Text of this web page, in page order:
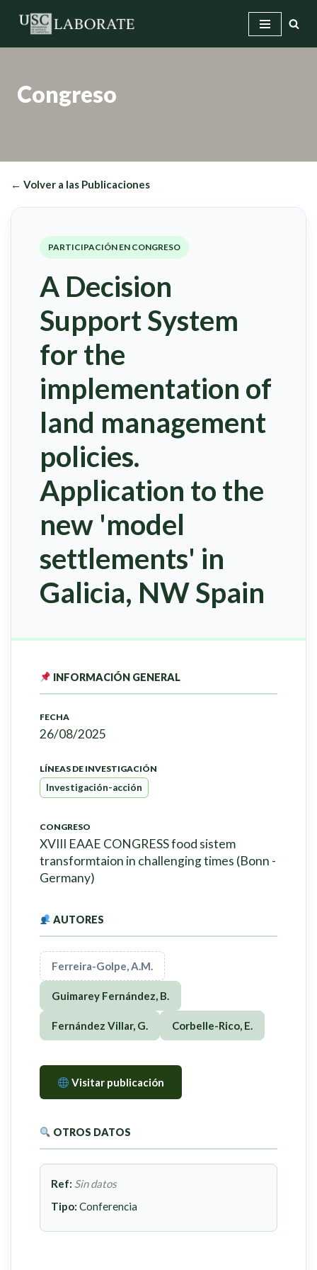
Saltar
Congreso
← Volver a las Publicaciones
PARTICIPACIÓN EN CONGRESO
A Decision
Support System
for the
implementation of
land management
policies.
Application to the
new 'model
settlements' in
Galicia, NW Spain
INFORMACIÓN GENERAL
FECHA
26/08/2025
LÍNEAS DE INVESTIGACIÓN
Investigación-acción
CONGRESO
XVIII EAAE CONGRESS food sistem
transformtaion in challenging times (Bonn -
Germany)
AUTORES
Ferreira-Golpe, A.M.
Guimarey Fernández, B.
Fernández Villar, G. Corbelle-Rico, E.
Visitar publicación
OTROS DATOS
Ref: Sin datos
Tipo: Conferencia